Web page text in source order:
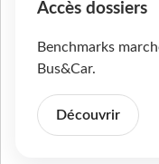
Accès dossiers
Benchmarks
Bus&Car.
Découvrir